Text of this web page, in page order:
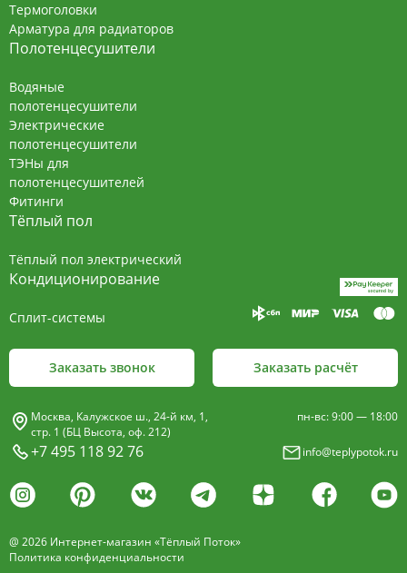
Термоголовки
Арматура для радиаторов
Полотенцесушители
Водяные
полотенцесушители
Электрические
полотенцесушители
ТЭНы для
полотенцесушителей
Фитинги
Тёплый пол
Тёплый пол электрический
Кондиционирование
Сплит-системы
Заказать звонок Заказать расчёт
Москва, Калужское ш., 24-й км, 1,
стр. 1 (БЦ Высота, оф. 212)
+7 495 118 92 76
пн-вс: 9:00 — 18:00
info@teplypotok.ru
@ 2026 Интернет-магазин «Тёплый Поток»
Политика конфиденциальности